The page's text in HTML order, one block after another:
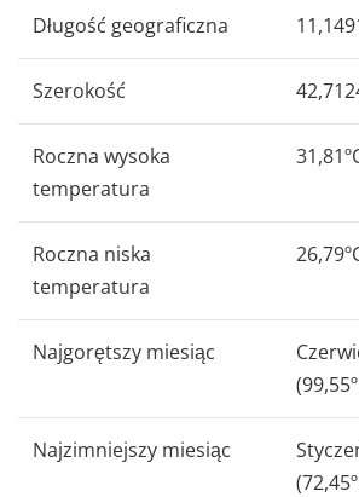
Długość geograficzna
Szerokość
Roczna wysoka
temperatura
Roczna niska
temperatura
Najgorętszy miesiąc
Najzimniejszy miesiąc